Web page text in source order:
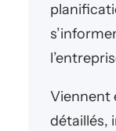
Viennent
détaillés,